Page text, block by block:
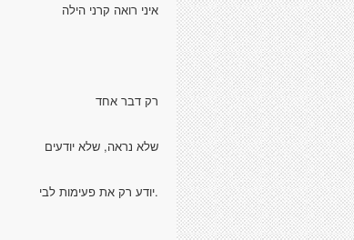
איני רואה קרני הילה
רק דבר אחד
שלא נראה, שלא יודעים
.יודע רק את פעימות לבי